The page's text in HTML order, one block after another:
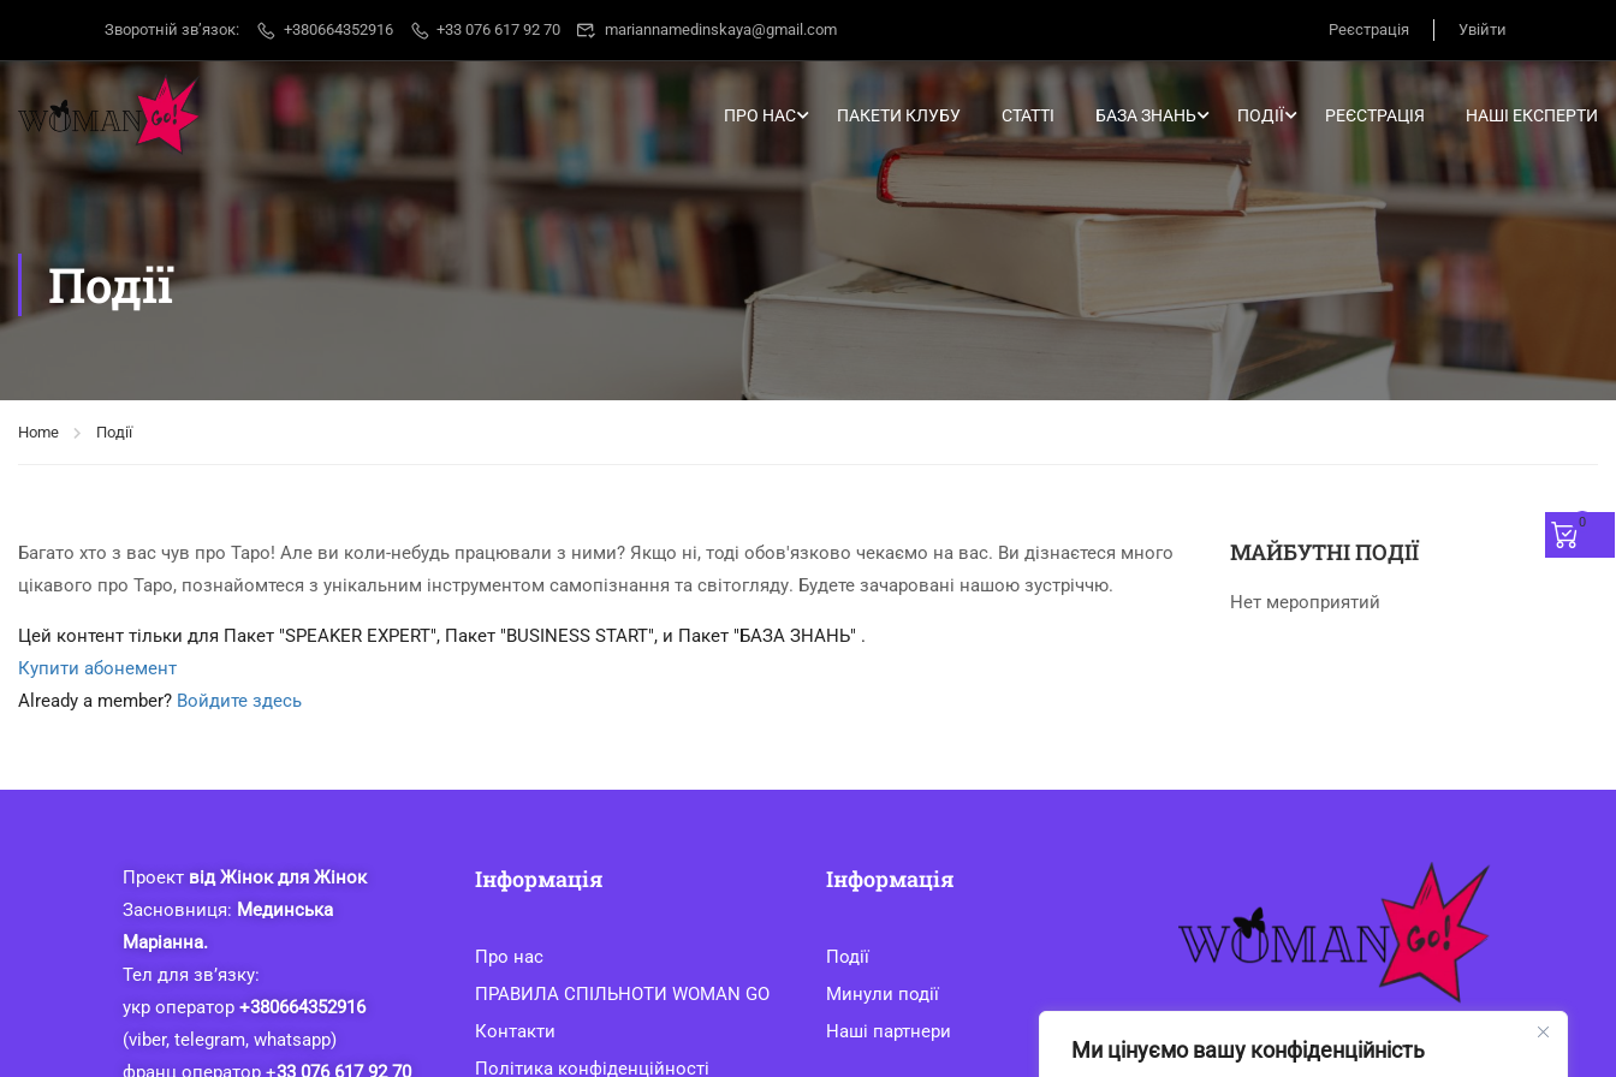
Ми цінуємо вашу конфіденційність
Зворотній звʼязок: +380664352916 +33 076 617 92 70 mariannamedinskaya@gmail.com Реєстрація Увійти
ПРО НАС ПАКЕТИ КЛУБУ СТАТТІ БАЗА ЗНАНЬ ПОДІЇ РЕЄСТРАЦІЯ НАШІ ЕКСПЕРТИ
Події
Home Події
Багато хто з вас чув про Таро! Але ви коли-небудь працювали з ними? Якщо ні, тоді обов'язково чекаємо на вас. Ви дізнаєтеся много
цікавого про Таро, познайомтеся з унікальним інструментом самопізнання та світогляду. Будете зачаровані нашою зустріччю.
Цей контент тільки для Пакет "SPEAKER EXPERT", Пакет "BUSINESS START", и Пакет "БАЗА ЗНАНЬ" .
Купити абонемент
Already a member? Войдите здесь
МАЙБУТНІ ПОДІЇ
Нет мероприятий
Проект від Жінок для Жінок
Засновниця: Мединська
Маріанна.
Тел для зв’язку:
укр оператор +380664352916
(viber, telegram, whatsapp)
франц оператор +33 076 617 92 70
Інформація
Про нас
ПРАВИЛА СПІЛЬНОТИ WOMAN GO
Контакти
Політика конфіденційності
Інформація
Події
Минули події
Наші партнери
0